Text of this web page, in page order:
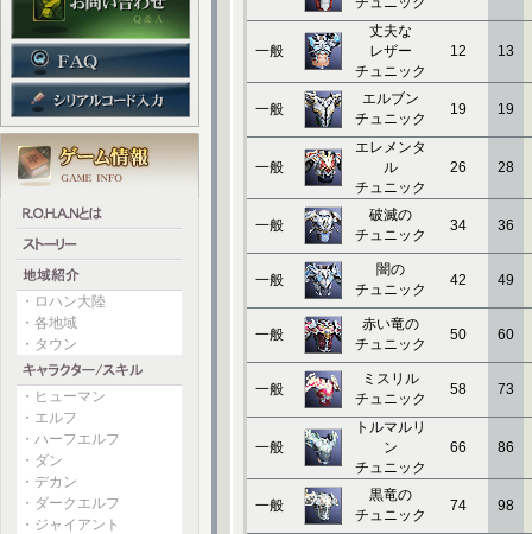
・ロハン大陸
・各地域
・タウン
・ヒューマン
・エルフ
・ハーフエルフ
・ダン
・デカン
・ダークエルフ
・ジャイアント
一般
丈夫な
レザー
チュニック
12 13
一般
エルブン
チュニック
19 19
一般
エレメンタ
ル
チュニック
26 28
一般
破滅の
チュニック
34 36
一般
闇の
チュニック
42 49
一般
赤い竜の
チュニック
50 60
一般
ミスリル
チュニック
58 73
一般
トルマルリ
ン
チュニック
66 86
一般
黒竜の
チュニック
74 98